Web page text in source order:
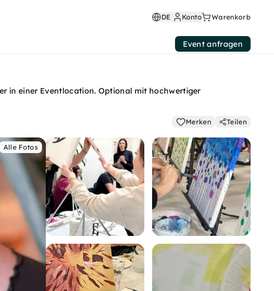
DE Konto Warenkorb
Event anfragen
in einer Eventlocation. Optional mit hochwertiger
Merken Teilen
Alle Fotos